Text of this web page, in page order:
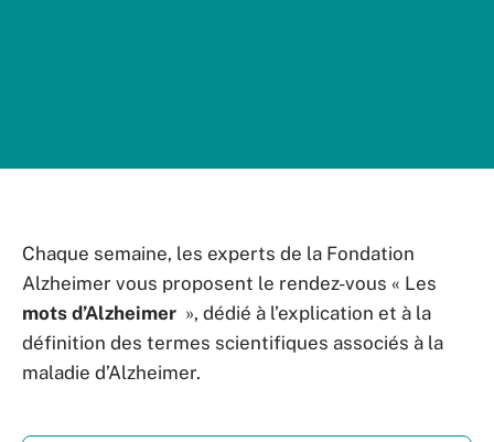
Chaque semaine, les experts de la Fondation
Alzheimer vous proposent le rendez-vous « Les
mots d’Alzheimer », dédié à l’explication et à la
définition des termes scientifiques associés à la
maladie d’Alzheimer.